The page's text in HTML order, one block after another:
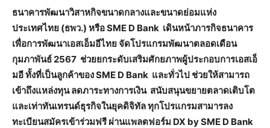
ธนาคารพัฒนาวิสาหกิจขนาดกลางและขนาดย่อมแห่ง
ประเทศไทย (ธพว.) หรือSME D Bank เดินหน้าภารกิจธนาคาร
เพื่อการพัฒนาเอสเอ็มอีไทย จัดโปรแกรมพัฒนาตลอดเดือน
กุมภาพันธ์ 2567 ช่วยยกระดับเสริมศักยภาพผู้ประกอบการเอสเอ็
มอี ทั้งที่เป็นลูกค้าของ SME D Bank และทั่วไป ช่วยให้สามารถ
เข้าถึงแหล่งทุน ลดภาระทางการเงิน สนับสนุนขยายตลาดเติบโต
และเท่าทันเทรนด์ธุรกิจในยุคดิจิทัล ทุกโปรแกรมสามารลง
ทะเบียนสมัครเข้าร่วมฟรี ผ่านแพลตฟอร์ม DX by SME D Bank